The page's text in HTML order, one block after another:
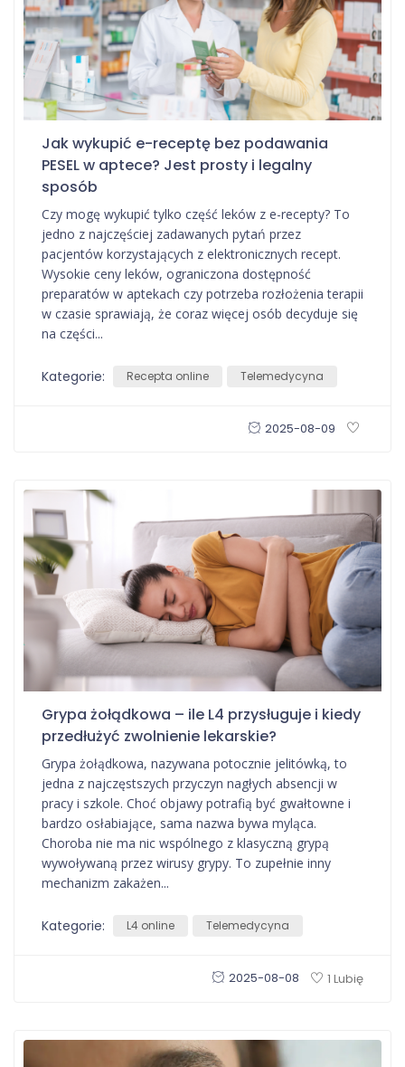
Jak wykupić e-receptę bez podawania
PESEL w aptece? Jest prosty i legalny
sposób
Czy mogę wykupić tylko część leków z e-recepty? To
jedno z najczęściej zadawanych pytań przez
pacjentów korzystających z elektronicznych recept.
Wysokie ceny leków, ograniczona dostępność
preparatów w aptekach czy potrzeba rozłożenia terapii
w czasie sprawiają, że coraz więcej osób decyduje się
na części...
Kategorie: Recepta online Telemedycyna
2025-08-09
Grypa żołądkowa – ile L4 przysługuje i kiedy
przedłużyć zwolnienie lekarskie?
Grypa żołądkowa, nazywana potocznie jelitówką, to
jedna z najczęstszych przyczyn nagłych absencji w
pracy i szkole. Choć objawy potrafią być gwałtowne i
bardzo osłabiające, sama nazwa bywa myląca.
Choroba nie ma nic wspólnego z klasyczną grypą
wywoływaną przez wirusy grypy. To zupełnie inny
mechanizm zakażen...
Kategorie: L4 online Telemedycyna
2025-08-08 1 Lubię